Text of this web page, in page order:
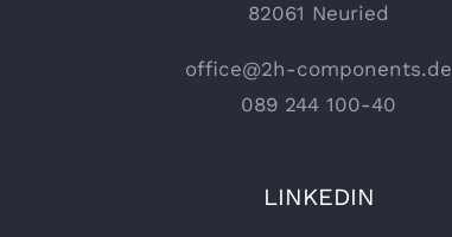
82061 Neuried
office@2h-components.de
089 244 100-40
LINKEDIN